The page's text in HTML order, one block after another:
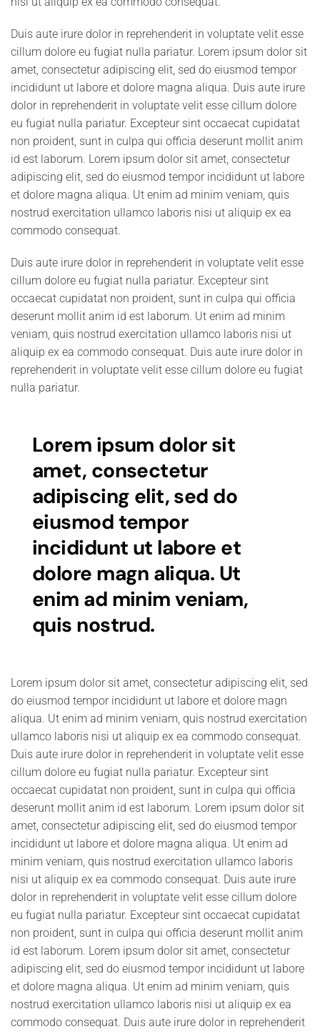
Duis aute irure dolor in reprehenderit in voluptate velit esse
cillum dolore eu fugiat nulla pariatur. Lorem ipsum dolor sit
amet, consectetur adipiscing elit, sed do eiusmod tempor
incididunt ut labore et dolore magna aliqua. Duis aute irure
dolor in reprehenderit in voluptate velit esse cillum dolore
eu fugiat nulla pariatur. Excepteur sint occaecat cupidatat
non proident, sunt in culpa qui officia deserunt mollit anim
id est laborum. Lorem ipsum dolor sit amet, consectetur
adipiscing elit, sed do eiusmod tempor incididunt ut labore
et dolore magna aliqua. Ut enim ad minim veniam, quis
nostrud exercitation ullamco laboris nisi ut aliquip ex ea
commodo consequat.
Duis aute irure dolor in reprehenderit in voluptate velit esse
cillum dolore eu fugiat nulla pariatur. Excepteur sint
occaecat cupidatat non proident, sunt in culpa qui officia
deserunt mollit anim id est laborum. Ut enim ad minim
veniam, quis nostrud exercitation ullamco laboris nisi ut
aliquip ex ea commodo consequat. Duis aute irure dolor in
reprehenderit in voluptate velit esse cillum dolore eu fugiat
nulla pariatur.
Lorem ipsum dolor sit
amet, consectetur
adipiscing elit, sed do
eiusmod tempor
incididunt ut labore et
dolore magn aliqua. Ut
enim ad minim veniam,
quis nostrud.
Lorem ipsum dolor sit amet, consectetur adipiscing elit, sed
do eiusmod tempor incididunt ut labore et dolore magn
aliqua. Ut enim ad minim veniam, quis nostrud exercitation
ullamco laboris nisi ut aliquip ex ea commodo consequat.
Duis aute irure dolor in reprehenderit in voluptate velit esse
cillum dolore eu fugiat nulla pariatur. Excepteur sint
occaecat cupidatat non proident, sunt in culpa qui officia
deserunt mollit anim id est laborum. Lorem ipsum dolor sit
amet, consectetur adipiscing elit, sed do eiusmod tempor
incididunt ut labore et dolore magna aliqua. Ut enim ad
minim veniam, quis nostrud exercitation ullamco laboris
nisi ut aliquip ex ea commodo consequat. Duis aute irure
dolor in reprehenderit in voluptate velit esse cillum dolore
eu fugiat nulla pariatur. Excepteur sint occaecat cupidatat
non proident, sunt in culpa qui officia deserunt mollit anim
id est laborum. Lorem ipsum dolor sit amet, consectetur
adipiscing elit, sed do eiusmod tempor incididunt ut labore
et dolore magna aliqua. Ut enim ad minim veniam, quis
nostrud exercitation ullamco laboris nisi ut aliquip ex ea
commodo consequat. Duis aute irure dolor in reprehenderit